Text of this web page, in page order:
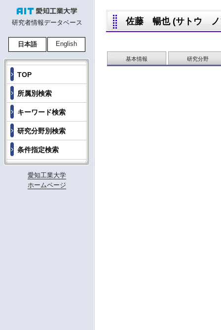
研究者情報データベース
日本語 English
TOP
所属別検索
キーワード検索
研究分野別検索
条件指定検索
愛知工業大学
ホームページ
佐藤 暢也 (サトウ ノ
基本情報 研究分野